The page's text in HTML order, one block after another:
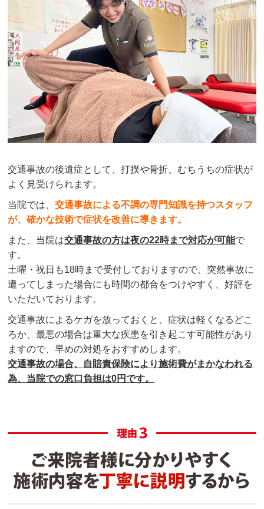
交通事故の後遺症として、打撲や骨折、むちうちの症状が
よく見受けられます。
当院では、交通事故による不調の専門知識を持つスタッフ
が、確かな技術で症状を改善に導きます。
また、当院は交通事故の方は夜の22時まで対応が可能で
す。
土曜・祝日も18時まで受付しておりますので、突然事故に
遭ってしまった場合にも時間の都合をつけやすく、好評を
いただいております。
交通事故によるケガを放っておくと、症状は軽くなるどこ
ろか、最悪の場合は重大な疾患を引き起こす可能性があり
ますので、早めの対処をおすすめします。
交通事故の場合、自賠責保険により施術費がまかなわれる
為、当院での窓口負担は0円です。